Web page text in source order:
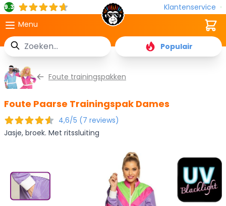
9.3
Klantenservice
Menu
Zoek
Populair
Cart
Foute trainingspakken
Foute Paarse Trainingspak Dames
4,6/5 (7 reviews)
Jasje, broek. Met ritssluiting